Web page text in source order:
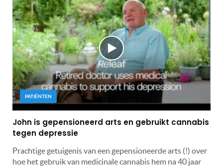
PATIËNTEN
John is gepensioneerd arts en gebruikt cannabis
tegen depressie
Prachtige getuigenis van een gepensioneerde arts (!) over
hoe het gebruik van medicinale cannabis hem na 40 jaar